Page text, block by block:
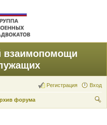
взаимопомощи
Вход
Регистрация
форума